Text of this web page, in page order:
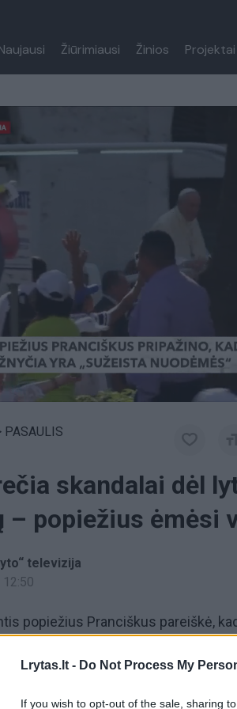
Lrytas.lt - Do Not Process My
If you wish to opt-out of the sale, sharing
Žiūrimiausi Žinios Projektai
PASAULIS
skandalai dėl
– popiežius ėmėsi
televizija
popiežius Pranciškus pareiškė,
krečiama Romos katalikų
per mišias vienoje katedroje
bažnyčia dažnai neįsiklausydavo į